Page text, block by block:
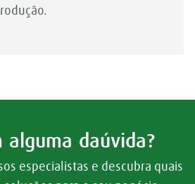
alguma daúvida?
especialistas e descubra quais